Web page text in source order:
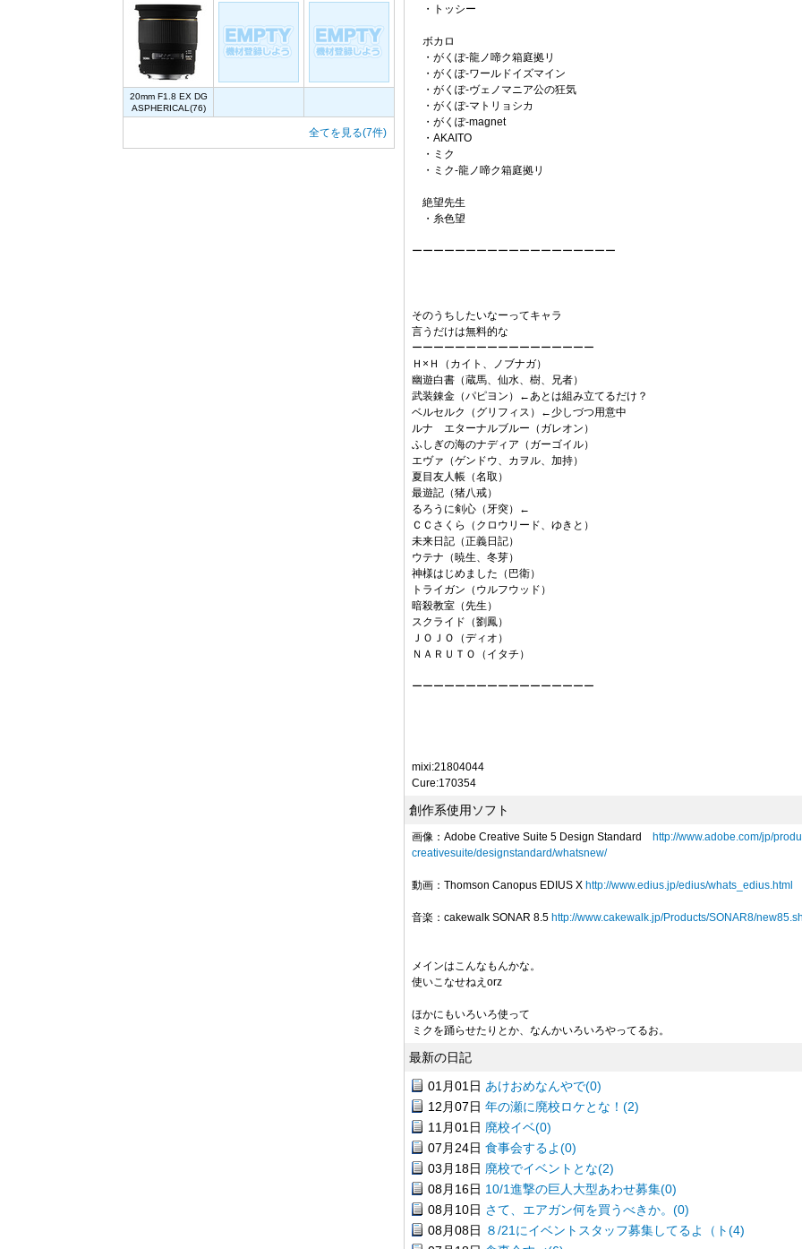
20mm F1.8 EX DG
ASPHERICAL(76)
全てを見る(7件)
・トッシー
ボカロ
・がくぽ-龍ノ啼ク箱庭拠リ
・がくぽ-ワールドイズマイン
・がくぽ-ヴェノマニア公の狂気
・がくぽ-マトリョシカ
・がくぽ-magnet
・AKAITO
・ミク
・ミク-龍ノ啼ク箱庭拠リ
絶望先生
・糸色望
ーーーーーーーーーーーーーーーーーーー
そのうちしたいなーってキャラ
言うだけは無料的な
ーーーーーーーーーーーーーーーーー
Ｈ×Ｈ（カイト、ノブナガ）
幽遊白書（蔵馬、仙水、樹、兄者）
武装錬金（パピヨン）←あとは組み立てるだけ？
ベルセルク（グリフィス）←少しづつ用意中
ルナ エターナルブルー（ガレオン）
ふしぎの海のナディア（ガーゴイル）
エヴァ（ゲンドウ、カヲル、加持）
夏目友人帳（名取）
最遊記（猪八戒）
るろうに剣心（牙突）←
ＣＣさくら（クロウリード、ゆきと）
未来日記（正義日記）
ウテナ（暁生、冬芽）
神様はじめました（巴衛）
トライガン（ウルフウッド）
暗殺教室（先生）
スクライド（劉鳳）
ＪＯＪＯ（ディオ）
ＮＡＲＵＴＯ（イタチ）
ーーーーーーーーーーーーーーーーー
mixi:21804044
Cure:170354
創作系使用ソフト
画像：Adobe Creative Suite 5 Design Standard http://www.adobe.com/jp/
creativesuite/designstandard/whatsnew/
動画：Thomson Canopus EDIUS X http://www.edius.jp/edius/whats_edius.html
音楽：cakewalk SONAR 8.5 http://www.cakewalk.jp/Products/SONAR8/
メインはこんなもんかな。
使いこなせねえorz
ほかにもいろいろ使って
ミクを踊らせたりとか、なんかいろいろやってるお。
最新の日記
01月01日 あけおめなんやで(0)
12月07日 年の瀬に廃校ロケとな！(2)
11月01日 廃校イベ(0)
07月24日 食事会するよ(0)
03月18日 廃校でイベントとな(2)
08月16日 10/1進撃の巨人大型あわせ募集(0)
08月10日 さて、エアガン何を買うべきか。(0)
08月08日 ８/21にイベントスタッフ募集してるよ（ト(4)